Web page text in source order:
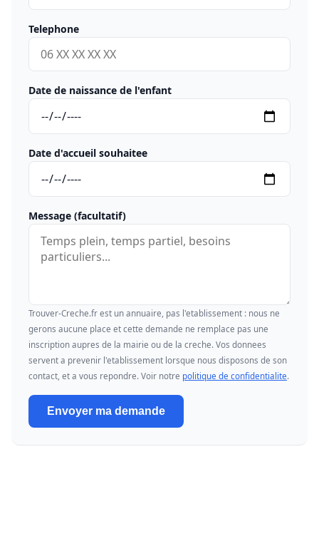
Telephone
Date de naissance de l'enfant
Date d'accueil souhaitee
Message (facultatif)
Trouver-Creche.fr est un annuaire, pas l'etablissement : nous ne
gerons aucune place et cette demande ne remplace pas une
inscription aupres de la mairie ou de la creche. Vos donnees
servent a prevenir l'etablissement lorsque nous disposons de son
contact, et a vous repondre. Voir notre politique de confidentialite.
Envoyer ma demande